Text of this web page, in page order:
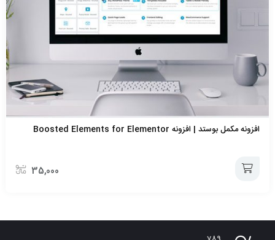
افزونه مکمل بوستد | افزونه Boosted Elements for Elementor
35,000
به